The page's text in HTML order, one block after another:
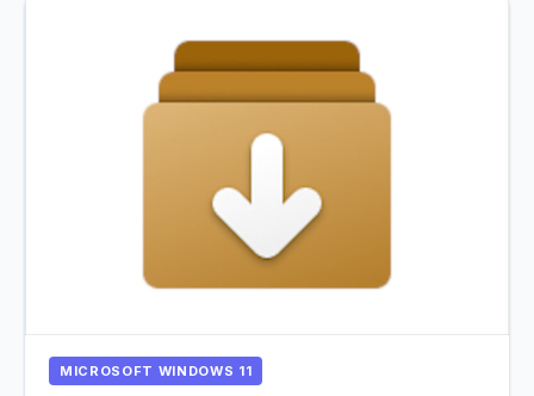
MICROSOFT WINDOWS 11